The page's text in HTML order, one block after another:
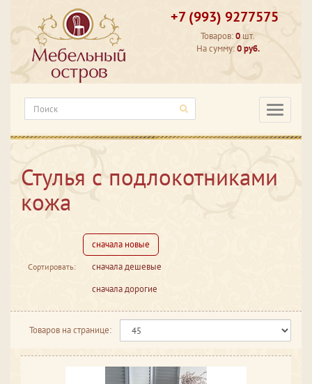
+7 (993) 9277575
Товаров:0 шт.
На сумму:0 руб.
Стулья с подлокотниками
кожа
Сортировать:
сначала новые
сначала дешевые
сначала дорогие
Товаров на странице: